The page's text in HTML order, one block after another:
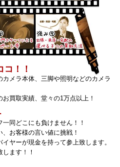
！！
メラ本体、三脚や照明などのカメラ
買取実績、堂々の1万点以上！
同どこにも負けません！！
お客様の言い値に挑戦！
ヤーが現金を持って参上致します。
ます！！